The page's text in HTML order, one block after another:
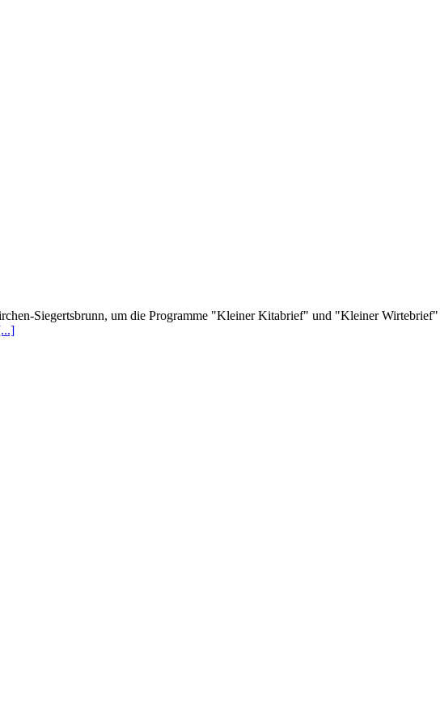
Siegertsbrunn, um die Programme "Kleiner Kitabrief" und "Kleiner Wirtebrief"